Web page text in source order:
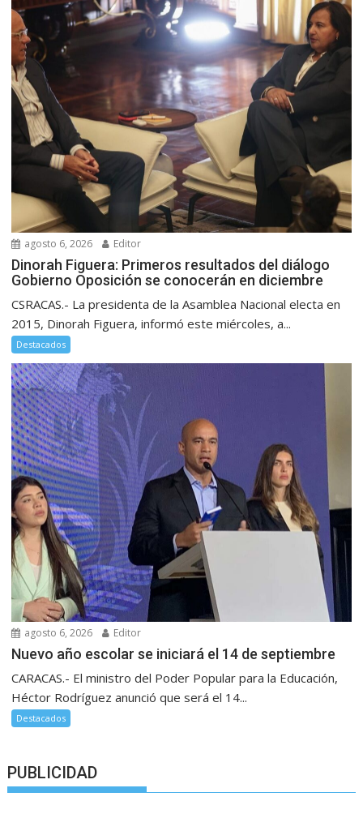
agosto 6, 2026 Editor
Dinorah Figuera: Primeros resultados del diálogo
Gobierno Oposición se conocerán en diciembre
CSRACAS.- La presidenta de la Asamblea Nacional electa en
2015, Dinorah Figuera, informó este miércoles, a...
Destacados
agosto 6, 2026 Editor
Nuevo año escolar se iniciará el 14 de septiembre
CARACAS.- El ministro del Poder Popular para la Educación,
Héctor Rodríguez anunció que será el 14...
Destacados
PUBLICIDAD